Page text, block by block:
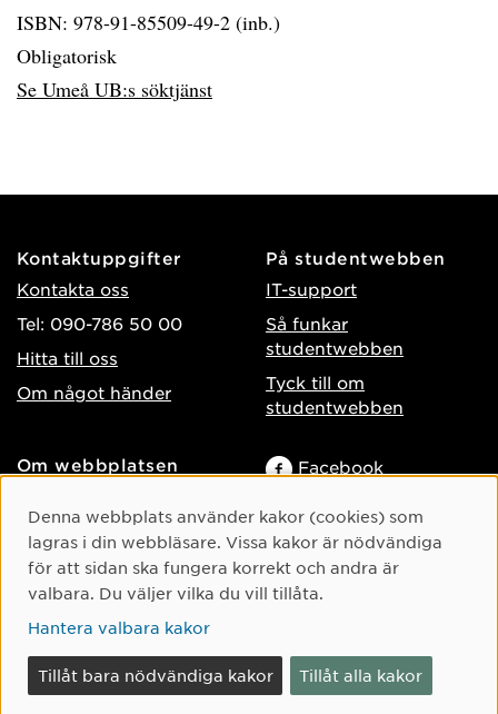
ISBN: 978-91-85509-49-2 (inb.)
Obligatorisk
Se Umeå UB:s söktjänst
Kontaktuppgifter
Kontakta oss
Tel: 090-786 50 00
Hitta till oss
Om något händer
På studentwebben
IT-support
Så funkar
studentwebben
Tyck till om
studentwebben
Om webbplatsen
Behandling av
personuppgifter
Hantera kakor
Facebook
TikTok
Youtube
Cookie-samtycke
Denna webbplats använder kakor (cookies) som
lagras i din webbläsare. Vissa kakor är nödvändiga
för att sidan ska fungera korrekt och andra är
valbara. Du väljer vilka du vill tillåta.
Hantera valbara kakor
Tillåt bara nödvändiga kakor Tillåt alla kakor